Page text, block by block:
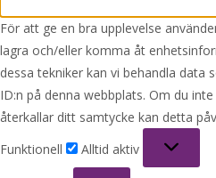
För att ge en bra upplevelse
lagra och/eller komma åt
dessa tekniker kan vi behandla data
ID:n på denna webbplats. Om du
återkallar ditt samtycke kan detta
Funktionell
Alltid aktiv